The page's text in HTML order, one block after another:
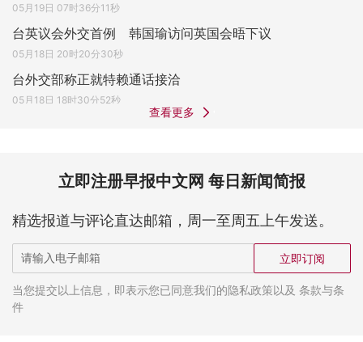
05月19日 07时36分11秒
台英议会外交首例 韩国瑜访问英国会晤下议
05月18日 20时20分30秒
台外交部称正就特赖通话接洽
05月18日 18时30分52秒
查看更多
立即注册早报中文网 每日新闻简报
精选报道与评论直达邮箱，周一至周五上午发送。
立即订阅
当您提交以上信息，即表示您已同意我们的隐私政策以及 条款与条
件